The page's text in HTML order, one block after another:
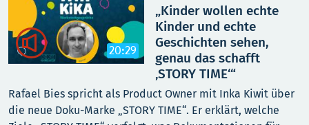
 20:29
„Kinder wollen echte
Kinder und echte
Geschichten sehen,
genau das schafft
‚STORY TIME‘“
Rafael Bies spricht als Product Owner mit Inka Kiwit über
die neue Doku-Marke „STORY TIME“. Er erklärt, welche